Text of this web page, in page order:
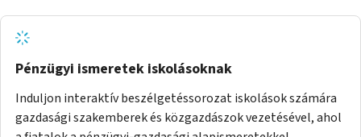
Pénzügyi ismeretek iskolásoknak
Induljon interaktív beszélgetéssorozat iskolások számára
gazdasági szakemberek és közgazdászok vezetésével, ahol